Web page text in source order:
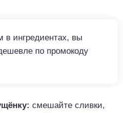
в ингредиентах, вы
по промокоду
смешайте сливки,